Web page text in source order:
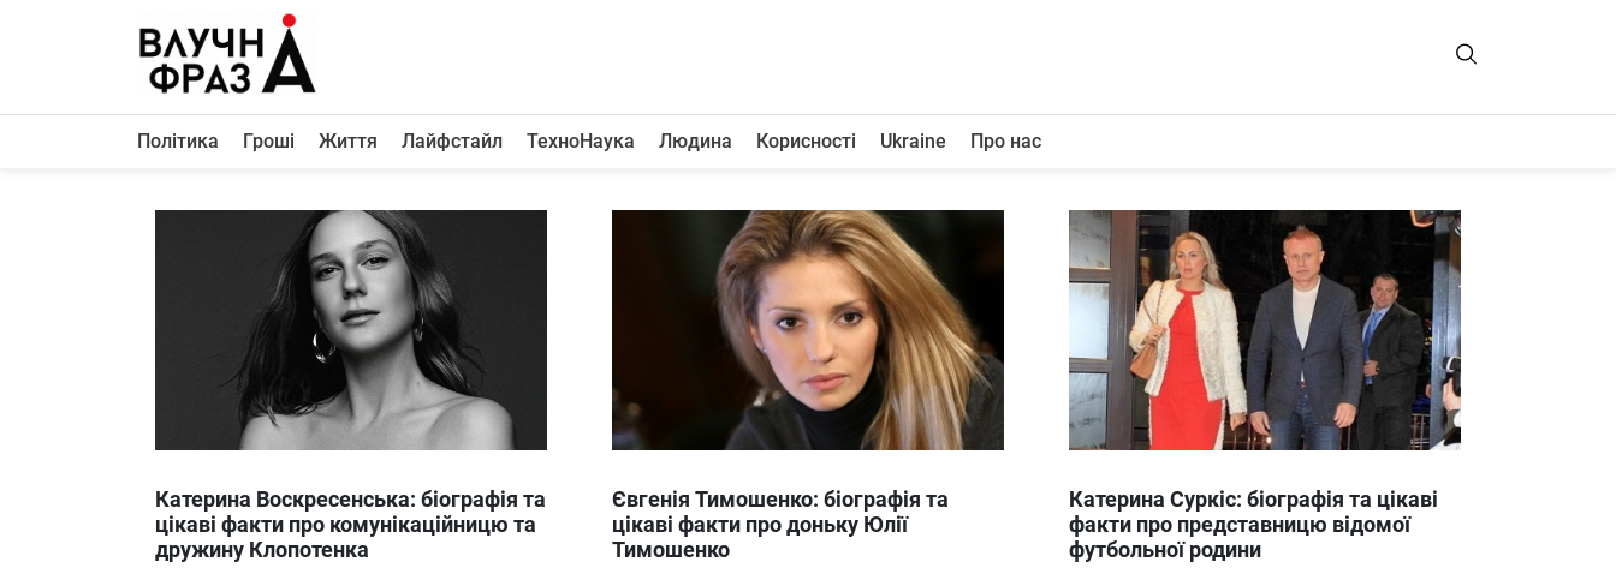
Політика
Лайфстайл
ТехноНаука
Людина
Корисності
Про нас
Політика Гроші Життя Лайфстайл ТехноНаука Людина Корисності Ukraine Про нас
Катерина Воскресенська: біографія та
цікаві факти про комунікаційницю та
дружину Клопотенка
Євгенія Тимошенко: біографія та
цікаві факти про доньку Юлії
Тимошенко
Катерина Суркіс: біографія та цікаві
факти про представницю відомої
футбольної родини